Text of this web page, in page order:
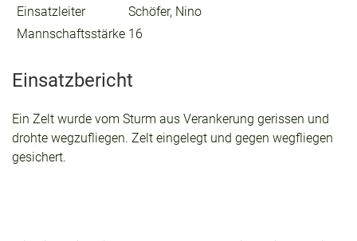
Einsatzleiter
Schöfer, Nino
Mannschaftsstärke 16
Einsatzbericht
Ein Zelt wurde vom Sturm aus Verankerung gerissen und
drohte wegzufliegen. Zelt eingelegt und gegen wegfliegen
gesichert.